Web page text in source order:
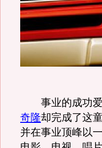
事业的成功爱
奇隆却完成了这
并在事业顶峰以